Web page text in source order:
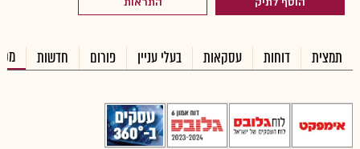
תמצית דוחות עסקאות בעלי עניין פורום חדשות